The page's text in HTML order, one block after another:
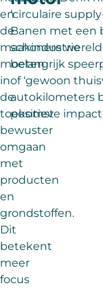
en
de
maakindustrie
moeten
in
de
toekomst
bewuster
omgaan
met
producten
en
grondstoffen.
Dit
betekent
meer
focus
‘circulaire
Banen met een
schonere
belangrijk
of ‘gewoon
autokilometers
positieve